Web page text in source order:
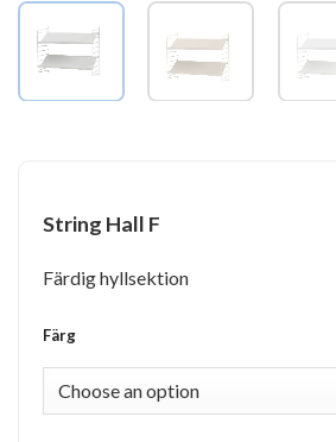
String Hall F
Färdig hyllsektion
Färg